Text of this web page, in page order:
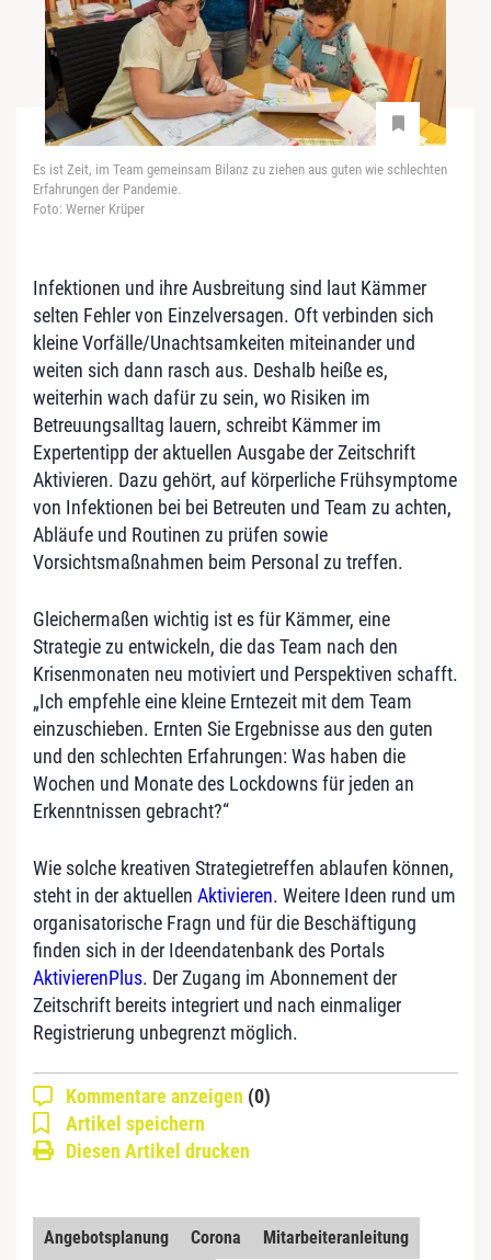
Es ist Zeit, im Team gemeinsam Bilanz zu ziehen aus guten wie schlechten
Erfahrungen der Pandemie.
Foto: Werner Krüper
Infektionen und ihre Ausbreitung sind laut Kämmer
selten Fehler von Einzelversagen. Oft verbinden sich
kleine Vorfälle/Unachtsamkeiten miteinander und
weiten sich dann rasch aus. Deshalb heiße es,
weiterhin wach dafür zu sein, wo Risiken im
Betreuungsalltag lauern, schreibt Kämmer im
Expertentipp der aktuellen Ausgabe der Zeitschrift
Aktivieren. Dazu gehört, auf körperliche Frühsymptome
von Infektionen bei bei Betreuten und Team zu achten,
Abläufe und Routinen zu prüfen sowie
Vorsichtsmaßnahmen beim Personal zu treffen.
Gleichermaßen wichtig ist es für Kämmer, eine
Strategie zu entwickeln, die das Team nach den
Krisenmonaten neu motiviert und Perspektiven schafft.
„Ich empfehle eine kleine Erntezeit mit dem Team
einzuschieben. Ernten Sie Ergebnisse aus den guten
und den schlechten Erfahrungen: Was haben die
Wochen und Monate des Lockdowns für jeden an
Erkenntnissen gebracht?“
Wie solche kreativen Strategietreffen ablaufen können,
steht in der aktuellen Aktivieren. Weitere Ideen rund um
organisatorische Fragn und für die Beschäftigung
finden sich in der Ideendatenbank des Portals
AktivierenPlus. Der Zugang im Abonnement der
Zeitschrift bereits integriert und nach einmaliger
Registrierung unbegrenzt möglich.
Kommentare anzeigen (0)
Artikel speichern
Diesen Artikel drucken
Angebotsplanung Corona
Mitarbeiteranleitung